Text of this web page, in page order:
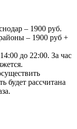
– 1900 руб.
– 1900 руб +
до 22:00. За час
будет рассчитана